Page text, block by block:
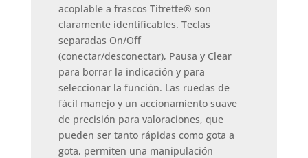
acoplable a frascos Titrette® son
claramente identificables. Teclas
separadas On/Off
(conectar/desconectar), Pausa y Clear
para borrar la indicación y para
seleccionar la función. Las ruedas de
fácil manejo y un accionamiento suave
de precisión para valoraciones, que
pueden ser tanto rápidas como gota a
gota, permiten una manipulación